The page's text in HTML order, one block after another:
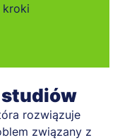
kroki
studiów
rozwiązuje
związany z